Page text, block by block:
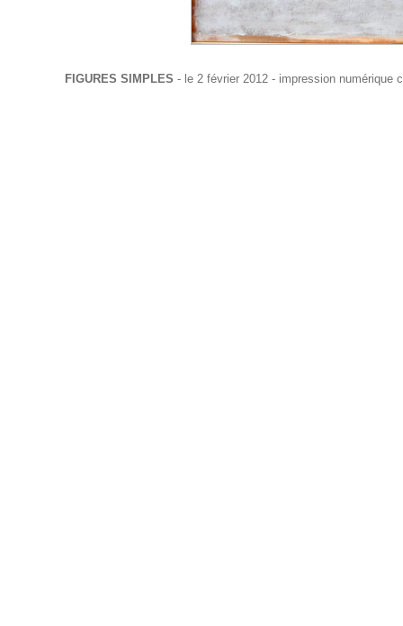
FIGURES SIMPLES - le 2 février 2012 - impression numérique